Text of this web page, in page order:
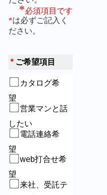
*必須項目です
*は必ずご記入く
ださい。
* ご希望項目
カタログ希
望
営業マンと話
したい
電話連絡希
望
web打合せ希
望
来社、受託テ